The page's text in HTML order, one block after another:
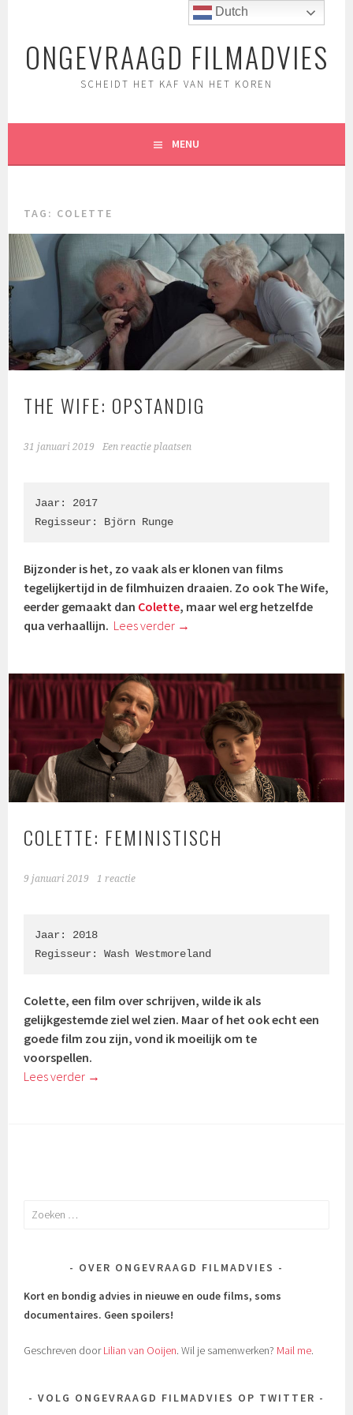
inhoudONGEVRAAGD FILMADVIES
SCHEIDT HET KAF VAN HET KOREN
MENU
TAG: COLETTE
THE WIFE: OPSTANDIG
31 januari 2019 Een reactie plaatsen
Jaar: 2017
Regisseur: Björn Runge
Bijzonder is het, zo vaak als er klonen van films
tegelijkertijd in de filmhuizen draaien. Zo ook The Wife,
eerder gemaakt dan Colette, maar wel erg hetzelfde
qua verhaallijn. Lees verder →
COLETTE: FEMINISTISCH
9 januari 2019 1 reactie
Jaar: 2018
Regisseur: Wash Westmoreland
Colette, een film over schrijven, wilde ik als
gelijkgestemde ziel wel zien. Maar of het ook echt een
goede film zou zijn, vond ik moeilijk om te
voorspellen.
Lees verder →
Zoeken
OVER ONGEVRAAGD FILMADVIES
Kort en bondig advies in nieuwe en oude films, soms
documentaires. Geen spoilers!
Geschreven doorLilian van Ooijen. Wil je samenwerken? Mail me.
VOLG ONGEVRAAGD FILMADVIES OP TWITTER
Dutch